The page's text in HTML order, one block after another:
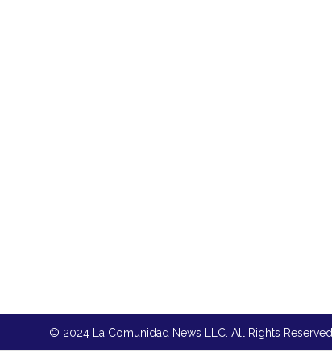
© 2024 La Comunidad News LLC. All Rights Reserved.